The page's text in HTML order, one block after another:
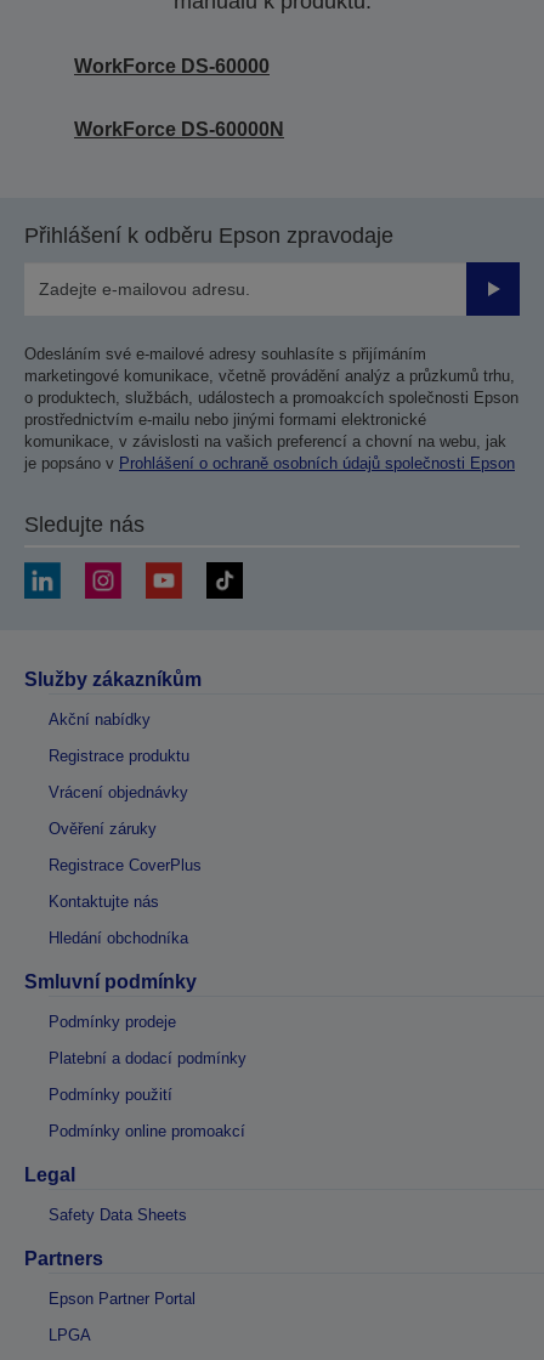
WorkForce DS-60000
WorkForce DS-60000N
Přihlášení k odběru Epson zpravodaje
Odesláním své e-mailové adresy souhlasíte s přijímáním
marketingové komunikace, včetně provádění analýz a průzkumů trhu,
o produktech, službách, událostech a promoakcích společnosti Epson
prostřednictvím e-mailu nebo jinými formami elektronické
komunikace, v závislosti na vašich preferencí a chovní na webu, jak
je popsáno v Prohlášení o ochraně osobních údajů společnosti Epson
Sledujte nás
Služby zákazníkům
Akční nabídky
Registrace produktu
Vrácení objednávky
Ověření záruky
Registrace CoverPlus
Kontaktujte nás
Hledání obchodníka
Smluvní podmínky
Podmínky prodeje
Platební a dodací podmínky
Podmínky použití
Podmínky online promoakcí
Legal
Safety Data Sheets
Partners
Epson Partner Portal
LPGA